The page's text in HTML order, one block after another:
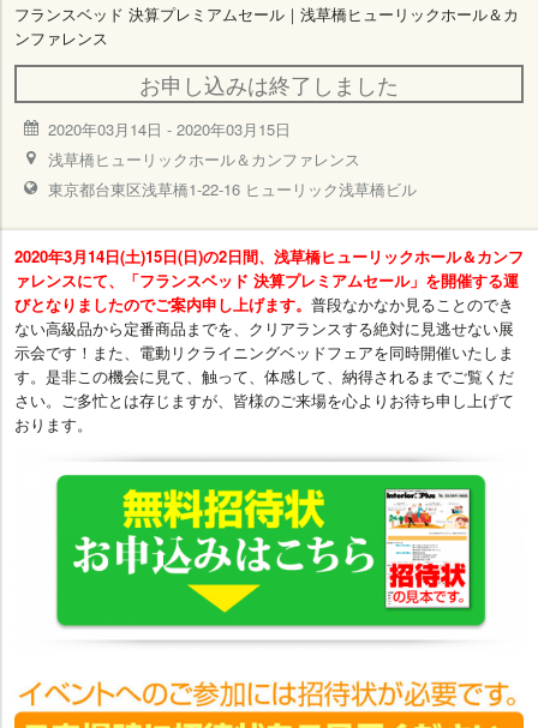
フランスベッド 決算プレミアムセール｜浅草橋ヒューリックホール＆カ
ンファレンス
お申し込みは終了しました
2020年03月14日 - 2020年03月15日
浅草橋ヒューリックホール＆カンファレンス
東京都台東区浅草橋1-22-16 ヒューリック浅草橋ビル
2020年3月14日(土)15日(日)の2日間、浅草橋ヒューリックホール＆カンフ
ァレンスにて、「フランスベッド 決算プレミアムセール」を開催する運
びとなりましたのでご案内申し上げます。 普段なかなか見ることのでき
ない高級品から定番商品までを、クリアランスする絶対に見逃せない展
示会です！また、電動リクライニングベッドフェアを同時開催いたしま
す。是非この機会に見て、触って、体感して、納得されるまでご覧くだ
さい。ご多忙とは存じますが、皆様のご来場を心よりお待ち申し上げて
おります。